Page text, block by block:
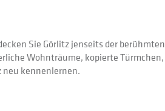
Sie Görlitz jenseits der berühmten
Wohnträume, kopierte Türmchen,
neu kennenlernen.